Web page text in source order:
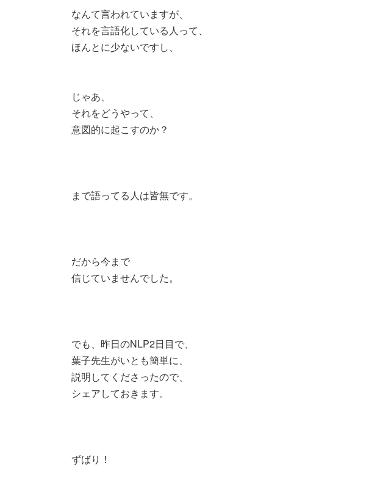
なんて言われていますが、
それを言語化している人って、
ほんとに少ないですし、
じゃあ、
それをどうやって、
意図的に起こすのか？
まで語ってる人は皆無です。
だから今まで
信じていませんでした。
でも、昨日のNLP2日目で、
葉子先生がいとも簡単に、
説明してくださったので、
シェアしておきます。
ずばり！